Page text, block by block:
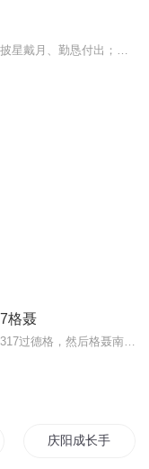
格聂
庆阳成长手札